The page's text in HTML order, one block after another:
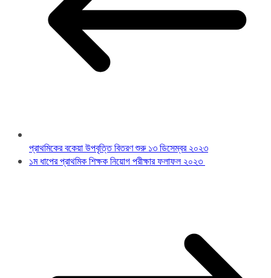
প্রাথমিকের বকেয়া উপবৃত্তি বিতরণ শুরু ১৩ ডিসেম্বর ২০২৩
১ম ধাপের প্রাথমিক শিক্ষক নিয়োগ পরীক্ষার ফলাফল ২০২৩